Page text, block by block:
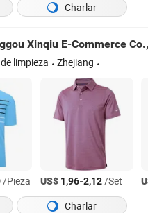
Charlar
Xinqiu E-Commerce
limpieza Zhejiang
/Pieza US$ 1,96-2,12/Set
Charlar